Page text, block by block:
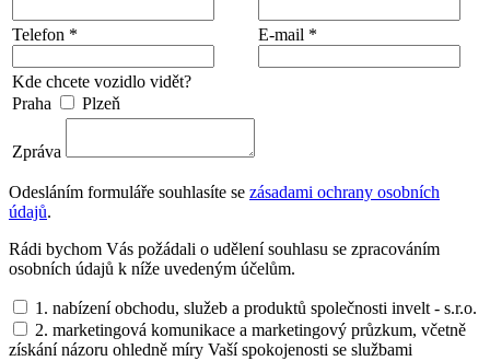
Telefon * E-mail *
Kde chcete vozidlo vidět?
Praha
Plzeň
Zpráva
Odesláním formuláře souhlasíte se zásadami ochrany osobních
údajů.
Rádi bychom Vás požádali o udělení souhlasu se zpracováním
osobních údajů k níže uvedeným účelům.
1. nabízení obchodu, služeb a produktů společnosti invelt - s.r.o.
2. marketingová komunikace a marketingový průzkum, včetně
získání názoru ohledně míry Vaší spokojenosti se službami